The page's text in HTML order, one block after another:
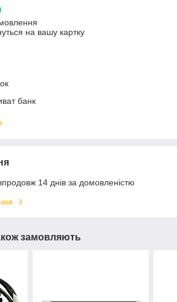
на вашу картку
банк
14 днів за домовленістю
замовляють